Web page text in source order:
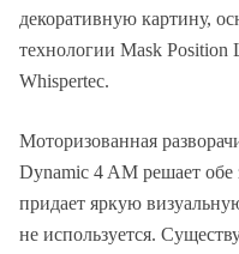
декоративную картину,
технологии Mask
Whispertec.
Моторизованная
Dynamic 4 AM решает обе
придает яркую
не используется.